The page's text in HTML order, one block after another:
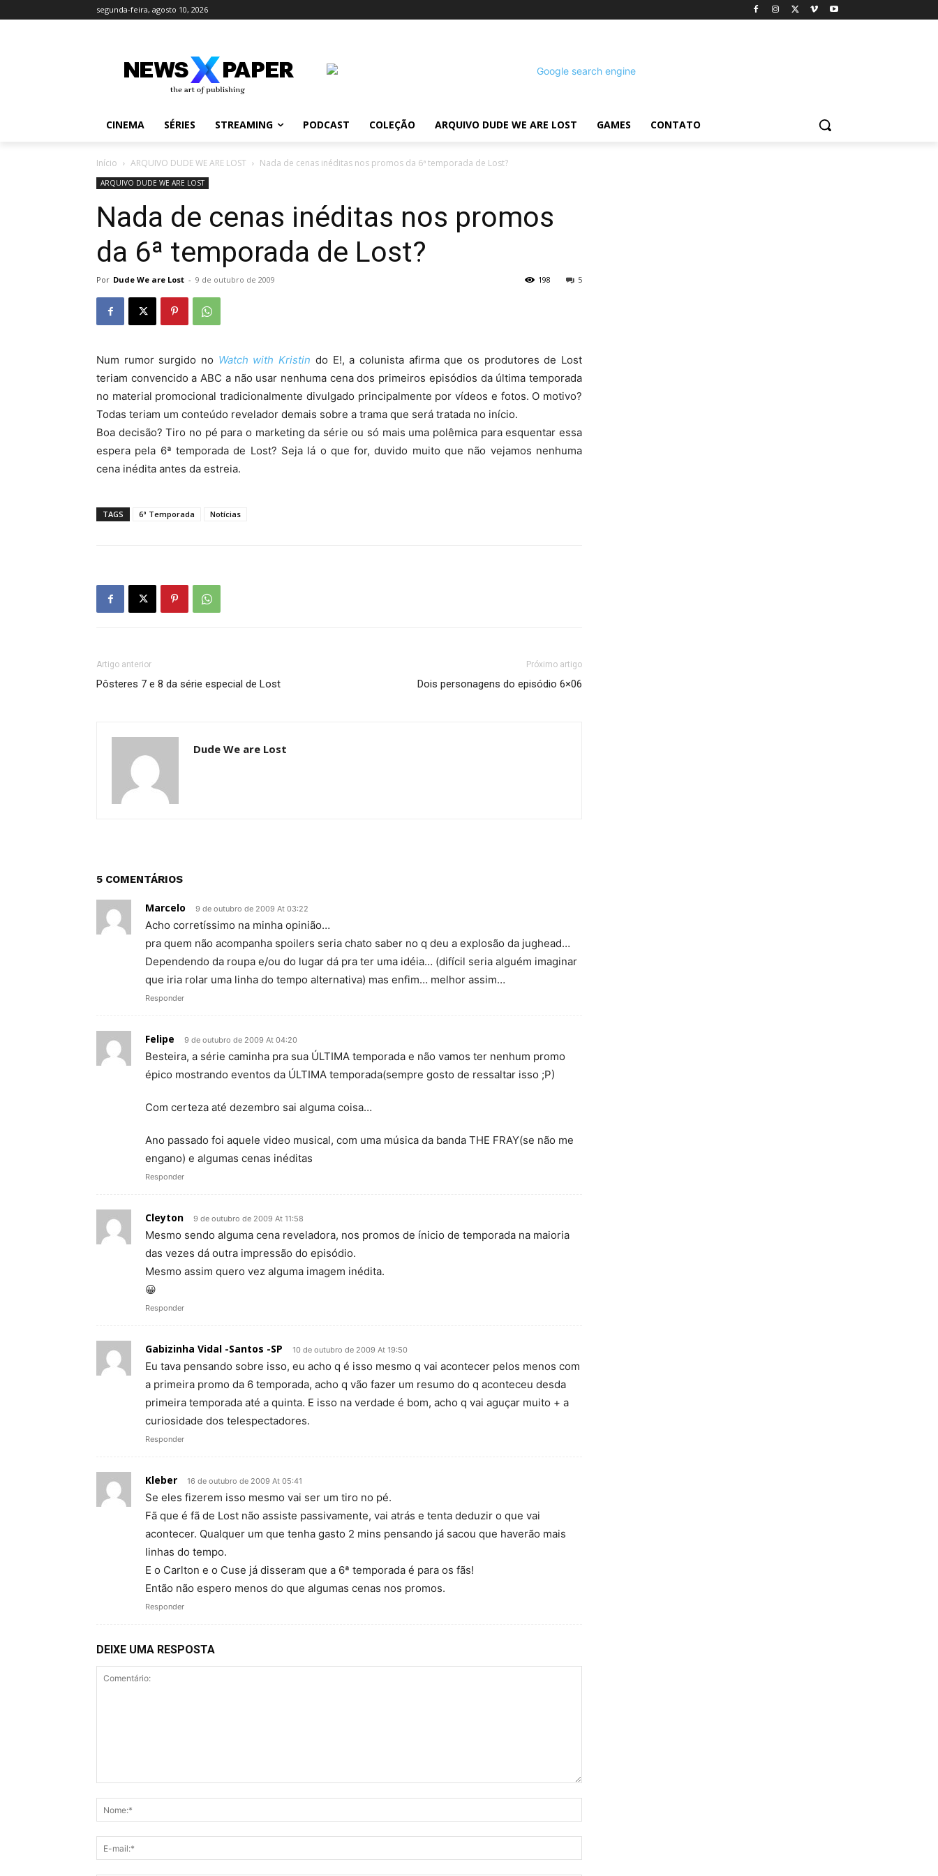
segunda-feira, agosto 10, 2026
CINEMA SÉRIES STREAMING PODCAST COLEÇÃO ARQUIVO DUDE WE ARE LOST GAMES CONTATO
Início ARQUIVO DUDE WE ARE LOST Nada de cenas inéditas nos promos da 6ª temporada de Lost?
ARQUIVO DUDE WE ARE LOST
Nada de cenas inéditas nos promos
da 6ª temporada de Lost?
Por Dude We are Lost - 9 de outubro de 2009 5
198
Num rumor surgido no Watch with Kristin do E!, a colunista afirma que os produtores de Lost
teriam convencido a ABC a não usar nenhuma cena dos primeiros episódios da última temporada
no material promocional tradicionalmente divulgado principalmente por vídeos e fotos. O motivo?
Todas teriam um conteúdo revelador demais sobre a trama que será tratada no início.
Boa decisão? Tiro no pé para o marketing da série ou só mais uma polêmica para esquentar essa
espera pela 6ª temporada de Lost? Seja lá o que for, duvido muito que não vejamos nenhuma
cena inédita antes da estreia.
TAGS 6ª Temporada Notícias
Artigo anterior
Pôsteres 7 e 8 da série especial de Lost
Próximo artigo
Dois personagens do episódio 6×06
Dude We are Lost
5 COMENTÁRIOS
Marcelo 9 de outubro de 2009 At 03:22
Acho corretíssimo na minha opinião…
pra quem não acompanha spoilers seria chato saber no q deu a explosão da jughead…
Dependendo da roupa e/ou do lugar dá pra ter uma idéia… (difícil seria alguém imaginar
que iria rolar uma linha do tempo alternativa) mas enfim… melhor assim…
Responder
Felipe 9 de outubro de 2009 At 04:20
Besteira, a série caminha pra sua ÚLTIMA temporada e não vamos ter nenhum promo
épico mostrando eventos da ÚLTIMA temporada(sempre gosto de ressaltar isso ;P)
Com certeza até dezembro sai alguma coisa…
Ano passado foi aquele video musical, com uma música da banda THE FRAY(se não me
engano) e algumas cenas inéditas
Responder
Cleyton 9 de outubro de 2009 At 11:58
Mesmo sendo alguma cena reveladora, nos promos de ínicio de temporada na maioria
das vezes dá outra impressão do episódio.
Mesmo assim quero vez alguma imagem inédita.
😀
Responder
Gabizinha Vidal -Santos -SP 10 de outubro de 2009 At 19:50
Eu tava pensando sobre isso, eu acho q é isso mesmo q vai acontecer pelos menos com
a primeira promo da 6 temporada, acho q vão fazer um resumo do q aconteceu desda
primeira temporada até a quinta. E isso na verdade é bom, acho q vai aguçar muito + a
curiosidade dos telespectadores.
Responder
Kleber 16 de outubro de 2009 At 05:41
Se eles fizerem isso mesmo vai ser um tiro no pé.
Fã que é fã de Lost não assiste passivamente, vai atrás e tenta deduzir o que vai
acontecer. Qualquer um que tenha gasto 2 mins pensando já sacou que haverão mais
linhas do tempo.
E o Carlton e o Cuse já disseram que a 6ª temporada é para os fãs!
Então não espero menos do que algumas cenas nos promos.
Responder
DEIXE UMA RESPOSTA